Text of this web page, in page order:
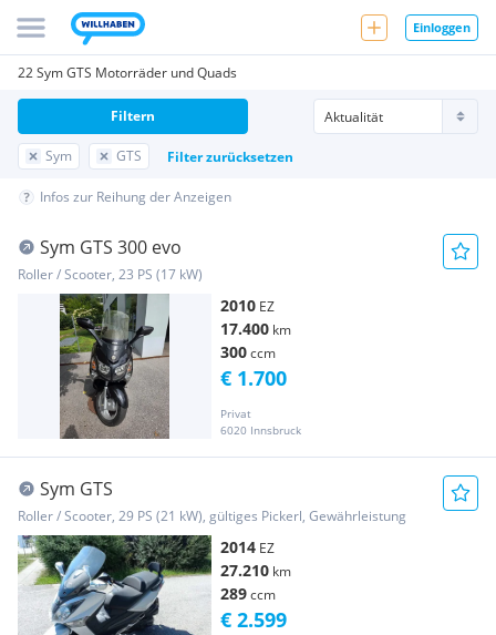
Einloggen
22 Sym GTS Motorräder und Quads
Sym GTS Filter zurücksetzen
Filtern
Infos zur Reihung der Anzeigen
Sym GTS 300 evo
Roller / Scooter, 23 PS (17 kW)
2010 EZ
17.400 km
300ccm
Privat
6020 Innsbruck
€ 1.700
Sym GTS
Roller / Scooter, 29 PS (21 kW), gültiges Pickerl, Gewährleistung
2014 EZ
27.210 km
289ccm
€ 2.599